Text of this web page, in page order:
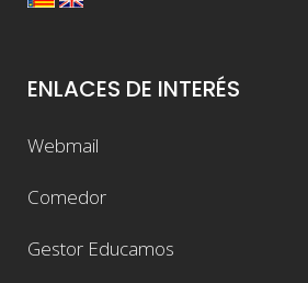
ENLACES DE INTERÉS
Webmail
Comedor
Gestor Educamos